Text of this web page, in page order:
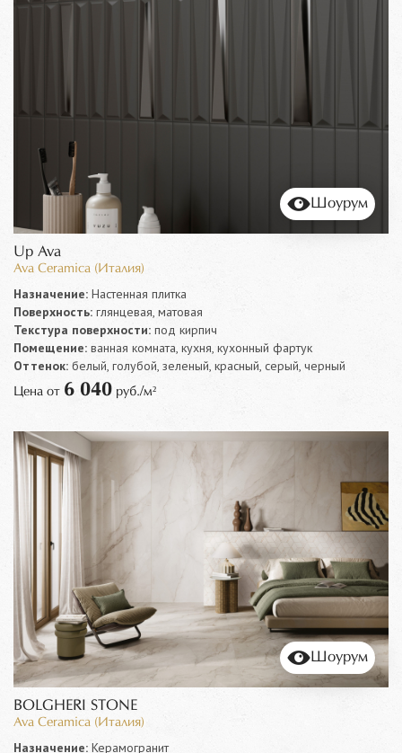
Шоурум
Up Ava
Ava Ceramica (Италия)
Назначение: Настенная плитка
Поверхность: глянцевая, матовая
Текстура поверхности: под кирпич
Помещение: ванная комната, кухня, кухонный фартук
Оттенок: белый, голубой, зеленый, красный, серый, черный
Цена от 6 040 руб./м²
Шоурум
BOLGHERI STONE
Ava Ceramica (Италия)
Назначение: Керамогранит